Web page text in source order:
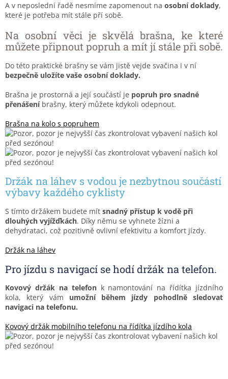
A v neposlední řadě nesmíme zapomenout na osobní doklady,
které je potřeba mít stále pří sobě.
Na osobní věci je skvělá brašna, ke které
můžete připnout popruh a mít jí stále při sobě.
Do této praktické brašny se vám jistě vejde svačina i v ní
bezpečně uložíte vaše osobní doklady.
Brašna je prostorná a její součástí je popruh pro snadné
přenášeníbrašny, který můžete kdykoli odepnout.
Brašna na kolo s popruhem
Držák na láhev s vodou je nezbytnou součástí
výbavy každého cyklisty
S tímto držákem budete mít snadný přístup k vodě při
dlouhých vyjížďkách. Díky němu se vyhnete žízni a
dehydrataci, což pozitivně ovlivní efektivitu a komfort jízdy.
Držák na láhev
Pro jízdu s navigací se hodí držák na telefon.
Kovový držák na telefonk namontování na řídítka jízdního
kola, který vám umožní během jízdy pohodlně sledovat
navigaci na telefonu.
Kovový držák mobilního telefonu na řídítka jízdího kola